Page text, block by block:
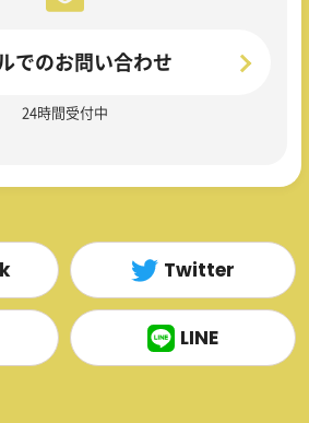
でのお問い合わせ
24時間受付中
Twitter
LINE